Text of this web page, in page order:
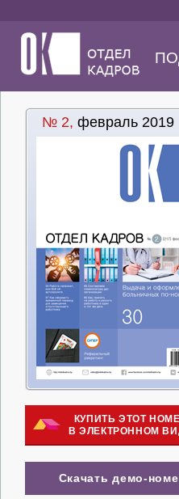
№ 2, февраль 2019
КУПИТЬ ЭТОТ
В ЭЛЕКТРОННОМ
Скачать демо-